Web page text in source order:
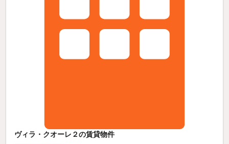
ヴィラ・クオーレ２の賃貸物件